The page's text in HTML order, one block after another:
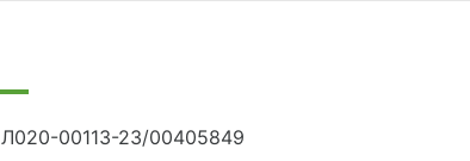
Л020-00113-23/00405849